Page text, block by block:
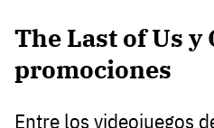
The Last of Us y
promociones
Entre los videojuegos